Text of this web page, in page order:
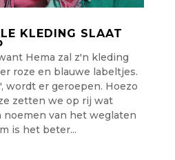
KLEDING SLAAT
Hema zal z'n kleding
roze en blauwe labeltjes.
wordt er geroepen. Hoezo
zetten we op rij wat
noemen van het weglaten
is het beter...